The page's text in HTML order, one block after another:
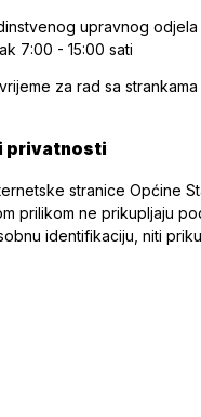
upravnog odjela
7:00 - 15:00 sati
za rad sa strankama
privatnosti
stranice Općine
prilikom ne prikupljaju
identifikaciju, niti